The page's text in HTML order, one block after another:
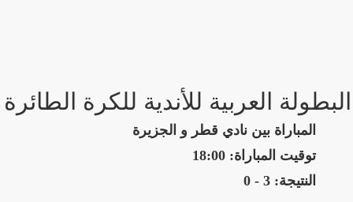
البطولة العربية للأندية للكرة الطائرة
المباراة بين نادي قطر و الجزيرة
توقيت المباراة: 18:00
النتيجة: 3 - 0